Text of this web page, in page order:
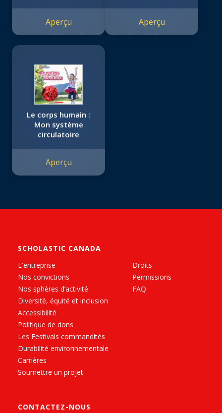
Aperçu Aperçu
Le corps humain :
Mon système
circulatoire
Aperçu
SCHOLASTIC CANADA
L'entreprise
Nos convictions
Nos sphères d’activité
Diversité, équité et inclusion
Accessibilité
Politique de dons
Les Festivals commandités
Durabilité environnementale
Carrières
Soumettre un projet
Droits
Permissions
FAQ
CONTACTEZ-NOUS